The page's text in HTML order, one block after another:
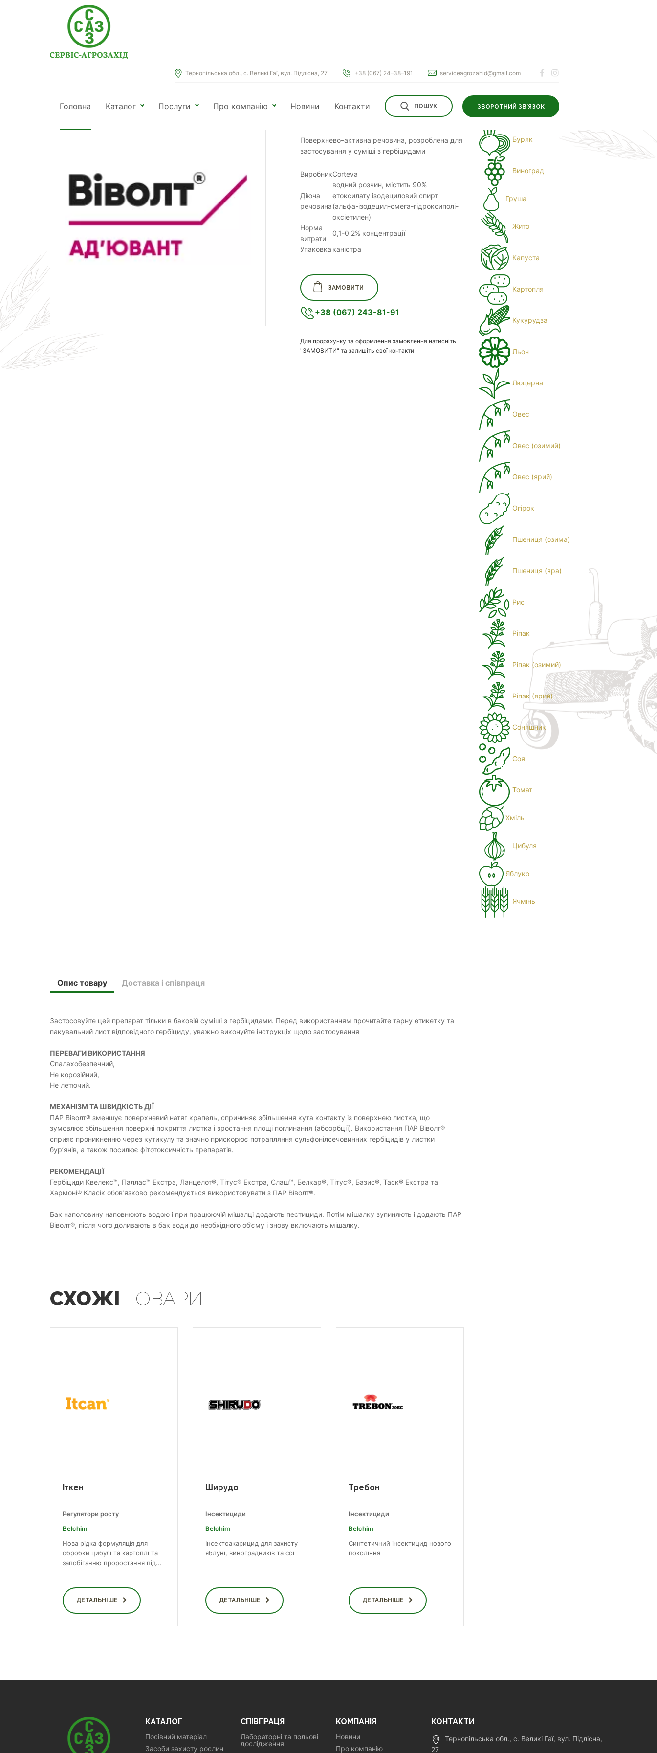
Головна Каталог Послуги Про компанію Новини Контакти ПОШУК ЗВОРОТНИЙ ЗВ'ЯЗОК
Тернопільська обл., с. Великі Гаї, вул. Підлісна, 27 +38 (067) 24–38–191 serviceagrozahid@gmail.com
Віволт
Поверхнево–активна речовина, розроблена для
застосування у суміші з гербіцидами
ВиробникCorteva
Діюча
речовина
водний розчин, містить 90%
етоксилату ізодециловий спирт
(альфа-ізодецил-омега-гідроксиполі-
оксіетилен)
Норма
витрати
0,1-0,2% концентрації
Упаковка каністра
ЗАМОВИТИ
+38 (067) 243-81-91
Для прорахунку та оформлення замовлення натисніть
"ЗАМОВИТИ" та залишіть свої контакти
ДЛЯ КУЛЬТУР
Буряк
Виноград
Груша
Жито
Капуста
Картопля
Кукурудза
Льон
Люцерна
Овес
Овес (озимий)
Овес (ярий)
Огірок
Пшениця (озима)
Пшениця (яра)
Рис
Ріпак
Ріпак (озимий)
Ріпак (ярий)
Соняшник
Соя
Томат
Хміль
Цибуля
Яблуко
Ячмінь
Опис товару Доставка і співпраця
Застосовуйте цей препарат тільки в баковій суміші з гербіцидами. Перед використанням прочитайте тарну етикетку та
пакувальний лист відповідного гербіциду, уважно виконуйте інструкціх щодо застосування
ПЕРЕВАГИ ВИКОРИСТАННЯ
Спалахобезпечний,
Не корозійний,
Не летючий.
МЕХАНІЗМ ТА ШВИДКІСТЬ ДІЇ
ПАР Віволт® зменшує поверхневий натяг крапель, спричиняє збільшення кута контакту із поверхнею листка, що
зумовлює збільшення поверхні покриття листка і зростання площі поглинання (абсорбції). Використання ПАР Віволт®
сприяє проникненню через кутикулу та значно прискорює потрапляння сульфонілсечовинних гербіцидів у листки
бур’янів, а також посилює фітотоксичність препаратів.
РЕКОМЕНДАЦІЇ
Гербіциди Квелекс™, Паллас™ Екстра, Ланцелот®, Тітус® Екстра, Слаш™, Белкар®, Тітус®, Базис®, Таск® Екстра та
Хармоні® Класік обов’язково рекомендується використовувати з ПАР Віволт®.
Бак наполовину наповнюють водою і при працюючій мішалці додають пестициди. Потім мішалку зупиняють і додають ПАР
Віволт®, після чого доливають в бак води до необхідного об’єму і знову включають мішалку.
СХОЖІ ТОВАРИ
Іткен
Регулятори росту
Belchim
Нова рідка формуляція для
обробки цибулі та картоплі та
запобіганню проростання під...
ДЕТАЛЬНІШЕ
Ширудо
Інсектициди
Belchim
Інсектоакарицид для захисту
яблуні, виноградників та сої
ДЕТАЛЬНІШЕ
Требон
Інсектициди
Belchim
Синтетичний інсектицид нового
покоління
ДЕТАЛЬНІШЕ
КАТАЛОГ
Посівний матеріал
Засоби захисту рослин
СПІВПРАЦЯ
Лабораторні та польові
дослідження
КОМПАНІЯ
Новини
Про компанію
КОНТАКТИ
Тернопільська обл., с. Великі Гаї, вул. Підлісна,
27